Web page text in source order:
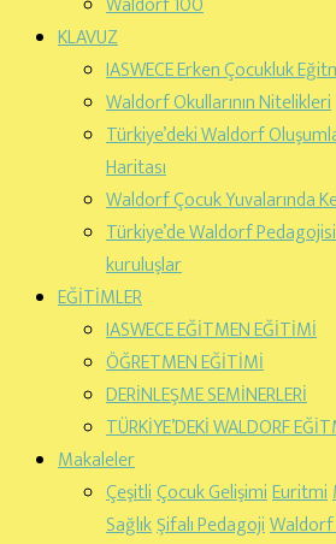
KLAVUZ
IASWECE Erken Çocukluk
Waldorf Okullarının Nitelikleri
Türkiye’deki Waldorf
Haritası
Waldorf Çocuk Yuvalarında
Türkiye’de Waldorf
kuruluşlar
EĞİTİMLER
IASWECE EĞİTMEN EĞİTİMİ
ÖĞRETMEN EĞİTİMİ
DERİNLEŞME SEMİNERLERİ
TÜRKİYE’DEKİ WALDORF
Makaleler
ÇeşitliÇocuk GelişimiEuritmi
SağlıkŞifalı Pedagoji